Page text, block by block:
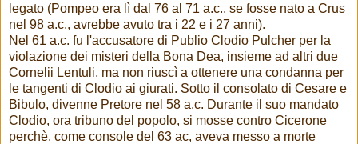
legato (Pompeo era lì dal 76 al 71 a.c., se fosse nato a Crus
nel 98 a.c., avrebbe avuto tra i 22 e i 27 anni).
Nel 61 a.c. fu l'accusatore di Publio Clodio Pulcher per la
violazione dei misteri della Bona Dea, insieme ad altri due
Cornelii Lentuli, ma non riuscì a ottenere una condanna per
le tangenti di Clodio ai giurati. Sotto il consolato di Cesare e
Bibulo, divenne Pretore nel 58 a.c. Durante il suo mandato
Clodio, ora tribuno del popolo, si mosse contro Cicerone
perchè, come console del 63 ac, aveva messo a morte